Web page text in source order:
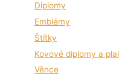
Diplomy
Emblémy
Štítky
Kovové diplomy a
Věnce